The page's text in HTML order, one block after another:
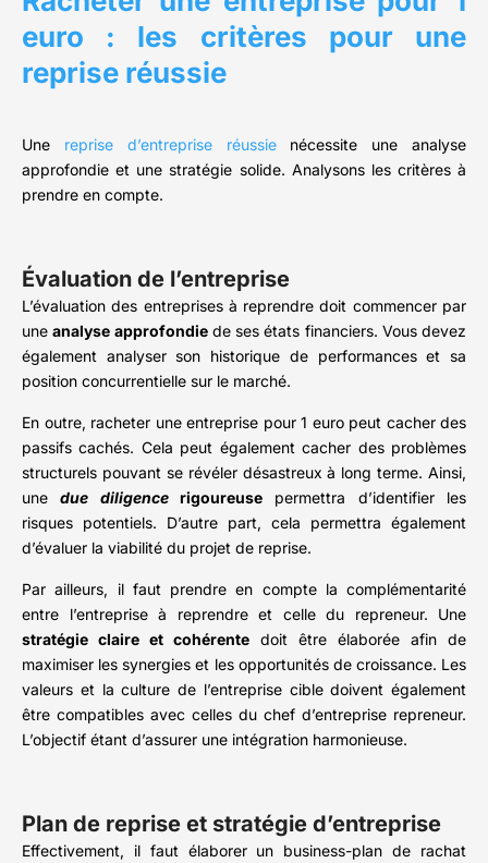
euro : les critères pour une
reprise réussie
Une reprise d’entreprise réussienécessite une analyse
approfondie et une stratégie solide. Analysons les critères à
prendre en compte.
Évaluation de l’entreprise
L’évaluation des entreprises à reprendre doit commencer par
uneanalyse approfondiede ses états financiers. Vous devez
également analyser son historique de performances et sa
position concurrentielle sur le marché.
En outre, racheter une entreprise pour 1 euro peut cacher des
passifs cachés. Cela peut également cacher des problèmes
structurels pouvant se révéler désastreux à long terme. Ainsi,
unedue diligencerigoureuse permettra d’identifier les
risques potentiels. D’autre part, cela permettra également
d’évaluer la viabilité du projet de reprise.
Par ailleurs, il faut prendre en compte la complémentarité
entre l’entreprise à reprendre et celle du repreneur. Une
stratégie claire et cohérente doit être élaborée afin de
maximiser les synergies et les opportunités de croissance. Les
valeurs et la culture de l’entreprise cible doivent également
être compatibles avec celles du chef d’entreprise repreneur.
L’objectif étant d’assurer une intégration harmonieuse.
Plan de reprise et stratégie d’entreprise
Effectivement, il faut élaborer un business-plan de rachat